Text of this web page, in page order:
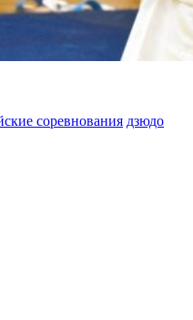
соревнования дзюдо